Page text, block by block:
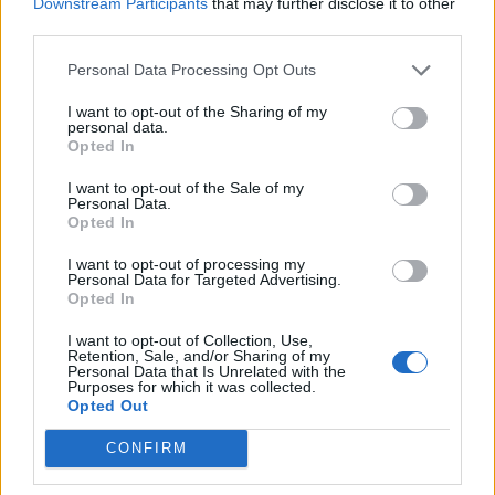
Personal Data Processing Opt Outs
I want to opt-out of the Sharing of my
personal data.
Opted In
I want to opt-out of the Sale of my
Personal Data.
Opted In
I want to opt-out of processing my
Personal Data for Targeted Advertising.
Opted In
I want to opt-out of Collection, Use,
Retention, Sale, and/or Sharing of my
Personal Data that Is Unrelated with the
Purposes for which it was collected.
Opted Out
CONFIRM
Απ: Η χρήση της μεθόδου ερευνάται με προσοχή
τώρα σε αυτές τις κλινικές μελέτες. Παρόμοια
προσοχή στο παρελθόν για άλλους ιούς
πλάσμα ενός ατόμου;
πλάσματος μπορούν να παραχθούν από έναν
δότη αίματος, ο οποίος όμως μπορεί να δωρίσει
αίμα πολλές φορές.
Ερ: Πώς μπορεί να λειτουργήσει πρακτικά η
μέθοδος, για παράδειγμα σε μέρη που οι θετικοί
στον κορωνοϊό είναι λίγοι;